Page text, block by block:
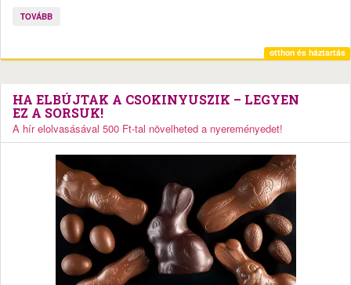
TOVÁBB
otthon és háztartás
HA ELBÚJTAK A CSOKINYUSZIK – LEGYEN
EZ A SORSUK!
A hír elolvasásával 500 Ft-tal növelheted a nyereményedet!